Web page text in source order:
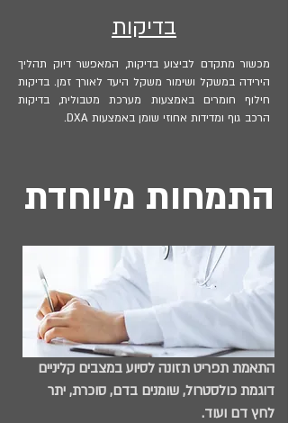
בדיקות
מכשור מתקדם לביצוע בדיקות, המאפשר דיוק תהליך
הירידה במשקל ושימור משקל היעד לאורך זמן. בדיקות
חילוף חומרים באמצעות מערכת מטבולית, בדיקות
הרכב גוף ומדידות אחוזי שומן באמצעות DXA.
התמחות מיוחדת
התאמת תפריט תזונה לסיוע במצבים קליניים
דוגמת כולסטרול, שומנים בדם, סוכרת, יתר
לחץ דם ועוד.